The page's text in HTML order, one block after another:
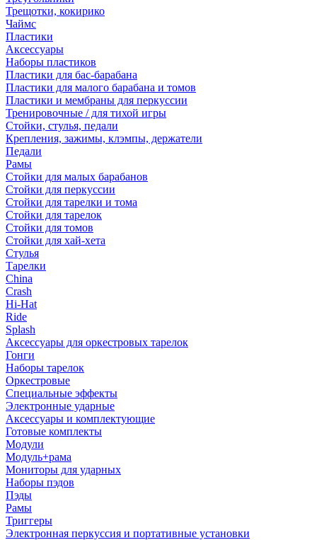
Трещотки, кокирико
Чаймс
Пластики
Аксессуары
Наборы пластиков
Пластики для бас-барабана
Пластики для малого барабана и томов
Пластики и мембраны для перкуссии
Тренировочные / для тихой игры
Стойки, стулья, педали
Крепления, зажимы, клэмпы, держатели
Педали
Рамы
Стойки для малых барабанов
Стойки для перкуссии
Стойки для тарелки и тома
Стойки для тарелок
Стойки для томов
Стойки для хай-хета
Стулья
Тарелки
China
Crash
Hi-Hat
Ride
Splash
Аксессуары для оркестровых тарелок
Гонги
Наборы тарелок
Оркестровые
Специальные эффекты
Электронные ударные
Аксессуары и комплектующие
Готовые комплекты
Модули
Модуль+рама
Мониторы для ударных
Наборы пэдов
Пэды
Рамы
Триггеры
Электронная перкуссия и портативные установки